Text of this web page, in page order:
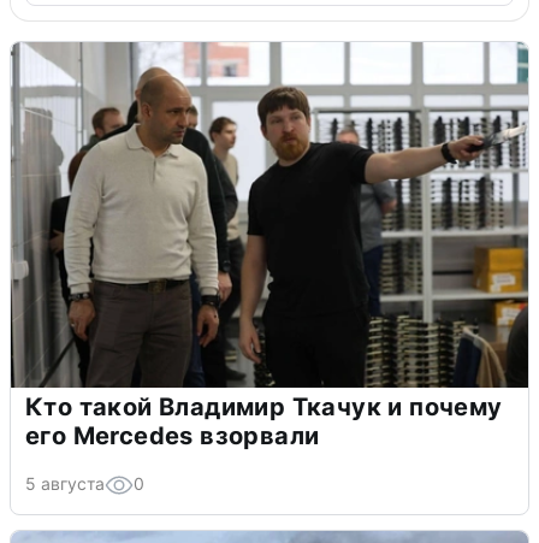
Кто такой Владимир Ткачук и почему
его Mercedes взорвали
5 августа 0